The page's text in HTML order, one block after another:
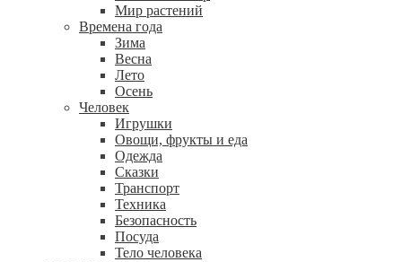
Мир растений
Времена года
Зима
Весна
Лето
Осень
Человек
Игрушки
Овощи, фрукты и еда
Одежда
Сказки
Транспорт
Техника
Безопасность
Посуда
Тело человека